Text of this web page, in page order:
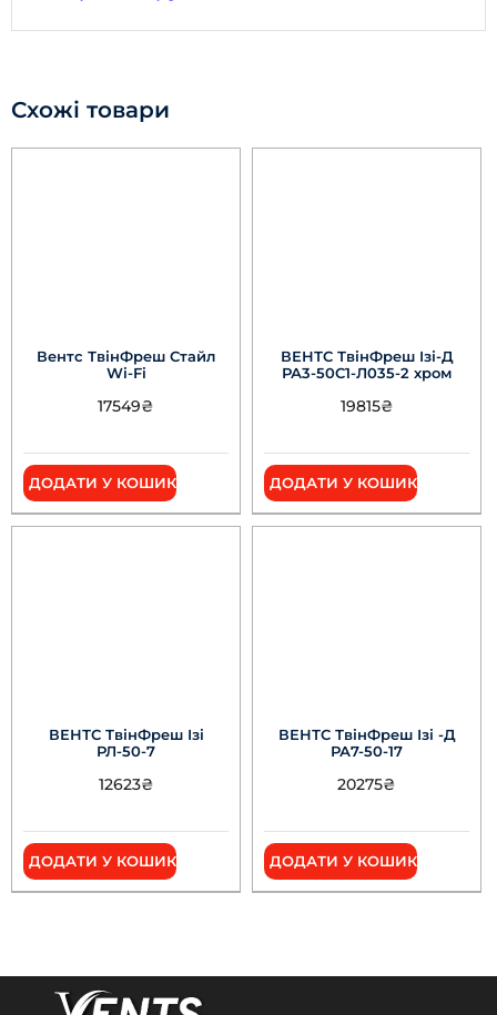
Схожі товари
Вентс ТвінФреш Стайл
Wi-Fi
17549₴
ДОДАТИ У КОШИК
ВЕНТС ТвінФреш Ізі-Д
РА3-50С1-Л035-2 хром
19815₴
ДОДАТИ У КОШИК
ВЕНТС ТвінФреш Ізі
РЛ-50-7
12623₴
ДОДАТИ У КОШИК
ВЕНТС ТвінФреш Ізі -Д
РА7-50-17
20275₴
ДОДАТИ У КОШИК